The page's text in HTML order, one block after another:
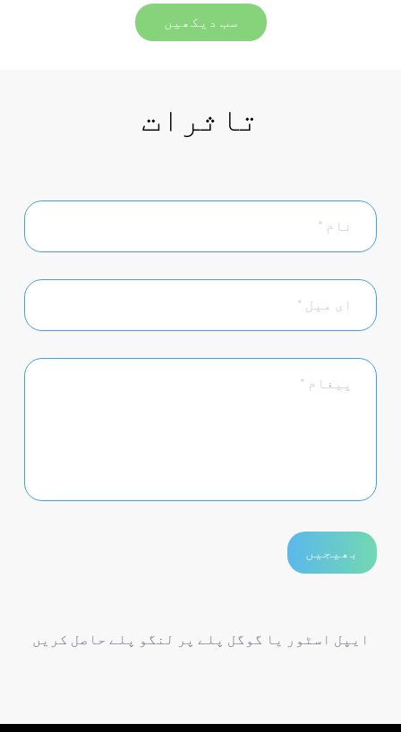
سب دیکھیں
تاثرات
ایپل اسٹور یا گوگل پلے پر لنگو پلے حاصل کریں